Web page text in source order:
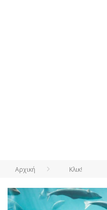
Αρχική Κλικ!